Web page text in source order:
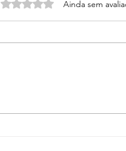
Avaliado com 0 de 5
Ainda sem